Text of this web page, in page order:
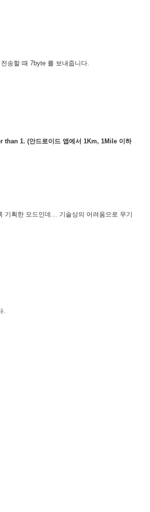
송할 때 7byte 를 보내줍니다.
1. (안드로이드 앱에서 1Km, 1Mile 이하
기획한 모드인데… 기술상의 어려움으로 무기
.